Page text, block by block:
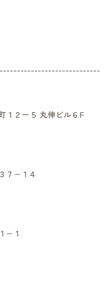
１２ー５ 丸伸ビル６F
７−１４
−１